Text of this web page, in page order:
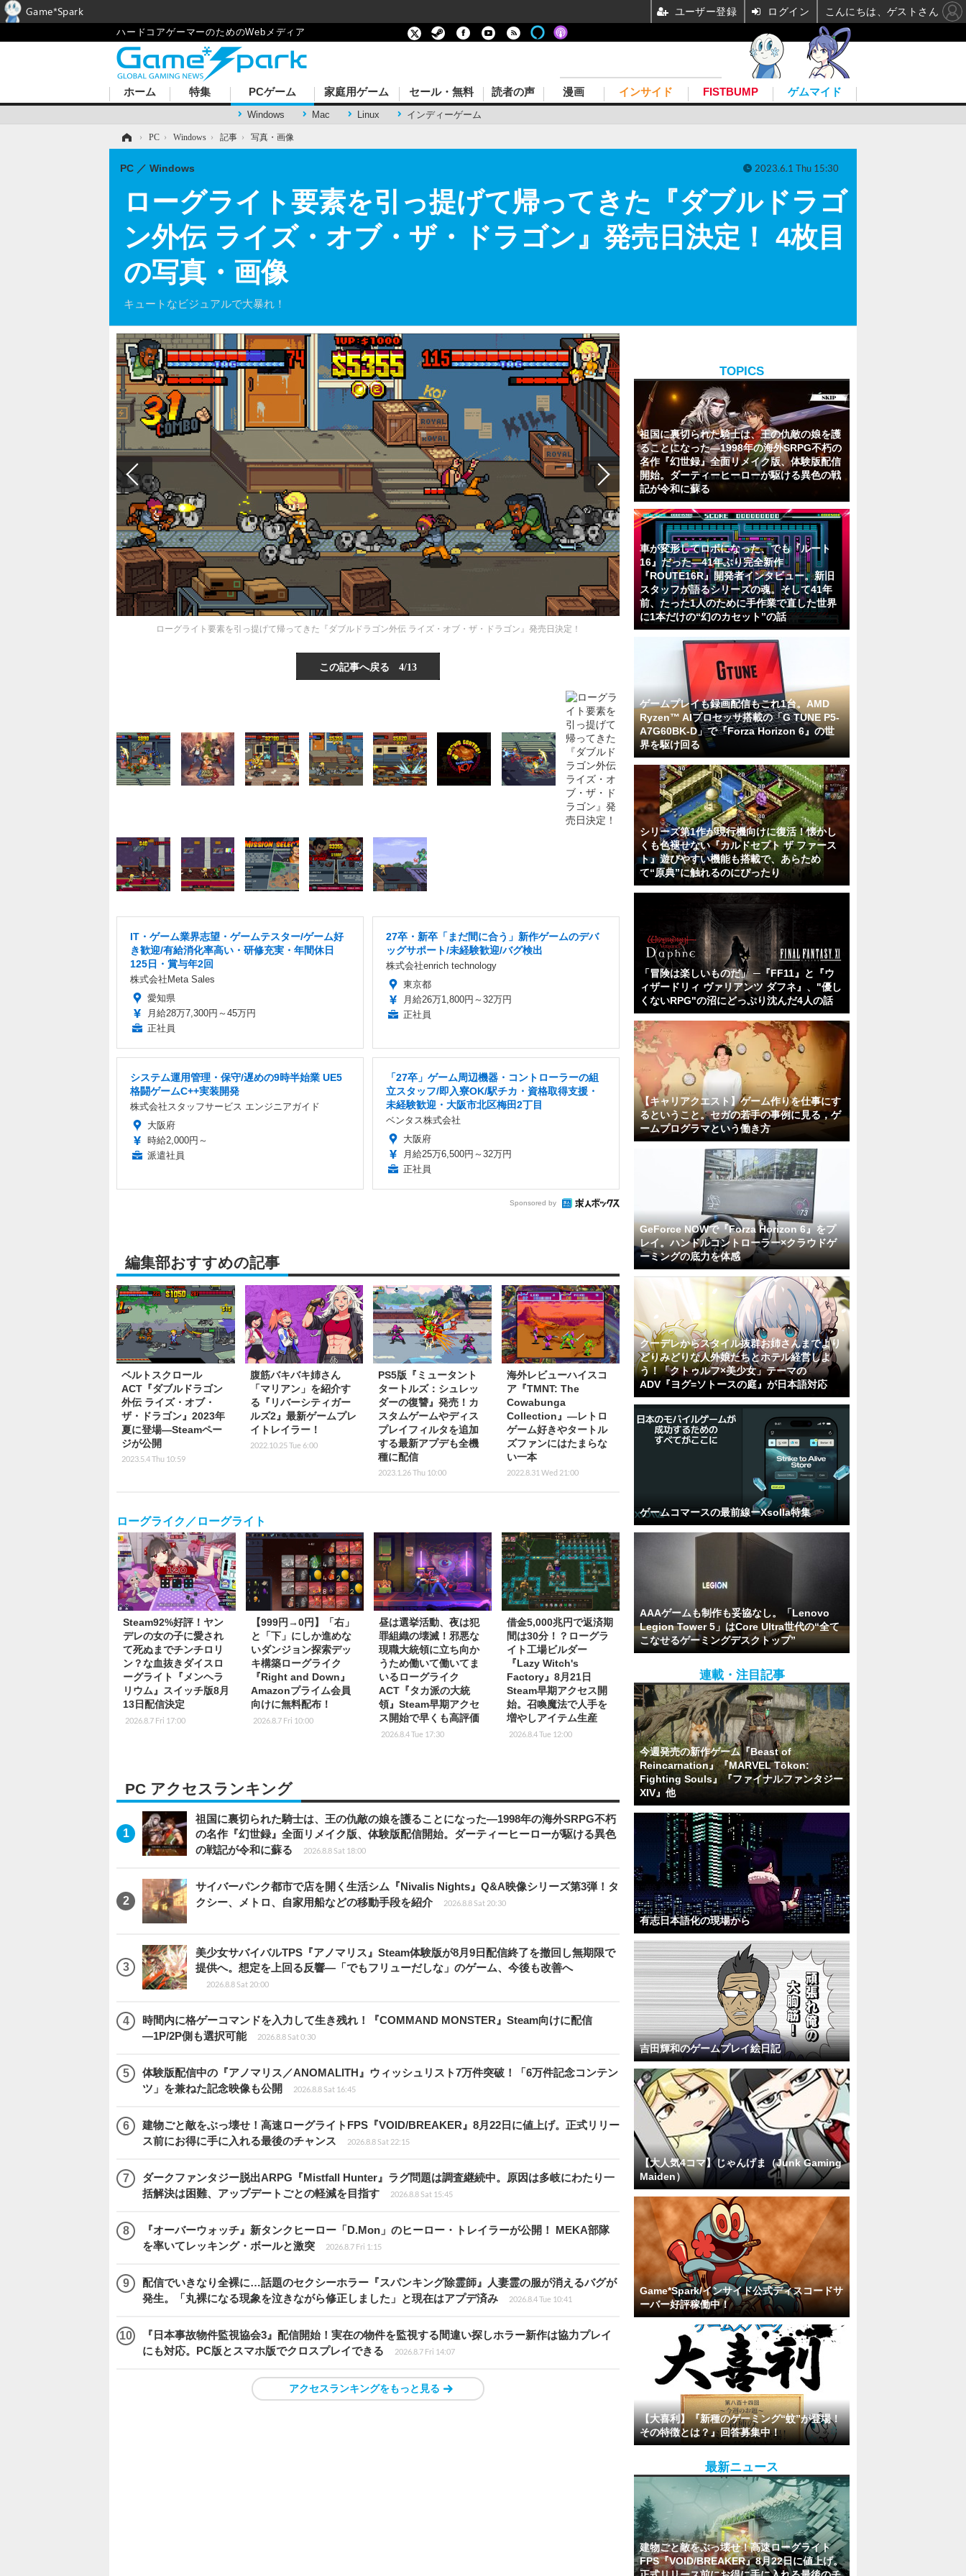
ハードコアゲーマーのためのWebメディア
ホーム 特集 PCゲーム
Windows Mac Linux インディーゲーム
家庭用ゲーム セール・無料 読者の声 漫画 インサイド FISTBUMP ゲムマイド
› PC › Windows › 記事 › 写真・画像
ローグライト要素を引っ提げて帰ってきた『ダブルドラゴ
ン外伝 ライズ・オブ・ザ・ドラゴン』発売日決定！ 4枚目
の写真・画像
キュートなビジュアルで大暴れ！
PC Windows 2023.6.1 Thu 15:30
ローグライト要素を引っ提げて帰ってきた『ダブルドラゴン外伝 ライズ・オブ・ザ・ドラゴン』発売日決定！
この記事へ戻る 4/13
IT・ゲーム業界志望・ゲームテスター/ゲーム好
き歓迎/有給消化率高い・研修充実・年間休日
125日・賞与年2回
株式会社Meta Sales
愛知県
月給28万7,300円～45万円
正社員
27卒・新卒「まだ間に合う」新作ゲームのデバ
ッグサポート/未経験歓迎/バグ検出
株式会社enrich technology
東京都
月給26万1,800円～32万円
正社員
システム運用管理・保守/遅めの9時半始業 UE5
格闘ゲームC++実装開発
株式会社スタッフサービス エンジニアガイド
大阪府
時給2,000円～
派遣社員
「27卒」ゲーム周辺機器・コントローラーの組
立スタッフ/即入寮OK/駅チカ・資格取得支援・
未経験歓迎・大阪市北区梅田2丁目
ベンタス株式会社
大阪府
月給25万6,500円～32万円
正社員
Sponsored by
編集部おすすめの記事
ベルトスクロール
ACT『ダブルドラゴン
外伝 ライズ・オブ・
ザ・ドラゴン』2023年
夏に登場―Steamペー
ジが公開
2023.5.4 Thu 10:59
腹筋バキバキ姉さん
「マリアン」を紹介す
る『リバーシティガー
ルズ2』最新ゲームプレ
イトレイラー！
2022.10.25 Tue 6:00
PS5版『ミュータント
タートルズ：シュレッ
ダーの復讐』発売！カ
スタムゲームやディス
プレイフィルタを追加
する最新アプデも全機
種に配信
2023.1.26 Thu 10:00
海外レビューハイスコ
ア『TMNT: The
Cowabunga
Collection』―レトロ
ゲーム好きやタートル
ズファンにはたまらな
い一本
2022.8.31 Wed 21:00
ローグライク／ローグライト
Steam92%好評！ヤン
デレの女の子に愛され
て死ぬまでチンチロリ
ン？な血抜きダイスロ
ーグライト『メンヘラ
リウム』スイッチ版8月
13日配信決定
2026.8.7 Fri 17:00
【999円→0円】「右」
と「下」にしか進めな
いダンジョン探索デッ
キ構築ローグライク
『Right and Down』
Amazonプライム会員
向けに無料配布！
2026.8.7 Fri 10:00
昼は選挙活動、夜は犯
罪組織の壊滅！邪悪な
現職大統領に立ち向か
うため働いて働いてま
いるローグライク
ACT『タカ派の大統
領』Steam早期アクセ
ス開始で早くも高評価
2026.8.4 Tue 17:30
借金5,000兆円で返済期
間は30分！？ローグラ
イト工場ビルダー
『Lazy Witch's
Factory』8月21日
Steam早期アクセス開
始。召喚魔法で人手を
増やしアイテム生産
2026.8.4 Tue 12:00
PC アクセスランキング
祖国に裏切られた騎士は、王の仇敵の娘を護ることになった―1998年の海外SRPG不朽
の名作『幻世録』全面リメイク版、体験版配信開始。ダーティーヒーローが駆ける異色
の戦記が令和に蘇る
2026.8.8 Sat 18:00
サイバーパンク都市で店を開く生活シム『Nivalis Nights』Q&A映像シリーズ第3弾！タ
クシー、メトロ、自家用船などの移動手段を紹介
2026.8.8 Sat 20:30
美少女サバイバルTPS『アノマリス』Steam体験版が8月9日配信終了を撤回し無期限で
提供へ。想定を上回る反響―「でもフリューだしな」のゲーム、今後も改善へ
2026.8.8 Sat 20:00
時間内に格ゲーコマンドを入力して生き残れ！『COMMAND MONSTER』Steam向けに配信
―1P/2P側も選択可能
2026.8.8 Sat 0:30
体験版配信中の『アノマリス／ANOMALITH』ウィッシュリスト7万件突破！「6万件記念コンテン
ツ」を兼ねた記念映像も公開
2026.8.8 Sat 16:45
建物ごと敵をぶっ壊せ！高速ローグライトFPS『VOID/BREAKER』8月22日に値上げ。正式リリー
ス前にお得に手に入れる最後のチャンス
2026.8.8 Sat 22:15
ダークファンタジー脱出ARPG『Mistfall Hunter』ラグ問題は調査継続中。原因は多岐にわたり一
括解決は困難、アップデートごとの軽減を目指す
2026.8.8 Sat 15:45
『オーバーウォッチ』新タンクヒーロー「D.Mon」のヒーロー・トレイラーが公開！ MEKA部隊
を率いてレッキング・ボールと激突
2026.8.7 Fri 1:15
配信でいきなり全裸に…話題のセクシーホラー『スパンキング除霊師』人妻霊の服が消えるバグが
発生。「丸裸になる現象を泣きながら修正しました」と現在はアプデ済み
2026.8.4 Tue 10:41
『日本事故物件監視協会3』配信開始！実在の物件を監視する間違い探しホラー新作は協力プレイ
にも対応。PC版とスマホ版でクロスプレイできる
2026.8.7 Fri 14:07
アクセスランキングをもっと見る
TOPICS
祖国に裏切られた騎士は、王の仇敵の娘を護
ることになった―1998年の海外SRPG不朽の
名作『幻世録』全面リメイク版、体験版配信
開始。ダーティーヒーローが駆ける異色の戦
記が令和に蘇る
車が変形してロボになった、でも『ルート
16』だった―41年ぶり完全新作
『ROUTE16R』開発者インタビュー。新旧
スタッフが語るシリーズの魂。そして41年
前、たった1人のために手作業で直した世界
に1本だけの“幻のカセット”の話
ゲームプレイも録画配信もこれ1台。AMD
Ryzen™ AIプロセッサ搭載の「G TUNE P5-
A7G60BK-D」で『Forza Horizon 6』の世
界を駆け回る
シリーズ第1作が現行機向けに復活！懐かし
くも色褪せない『カルドセプト ザ ファース
ト』遊びやすい機能も搭載で、あらため
て“原典”に触れるのにぴったり
「冒険は楽しいものだ」 ─『FF11』と『ウ
ィザードリィ ヴァリアンツ ダフネ』、"優し
くないRPG"の沼にどっぷり沈んだ4人の話
【キャリアクエスト】ゲーム作りを仕事にす
るということ。セガの若手の事例に見る，ゲ
ームプログラマという働き方
GeForce NOWで『Forza Horizon 6』をプ
レイ。ハンドルコントローラー×クラウドゲ
ーミングの底力を体感
クーデレからスタイル抜群お姉さんまでより
どりみどりな人外娘たちとホテル経営しよ
う！「クトゥルフ×美少女」テーマの
ADV『ヨグ=ソトースの庭』が日本語対応
ゲームコマースの最前線ーXsolla特集
AAAゲームも制作も妥協なし。「Lenovo
Legion Tower 5」はCore Ultra世代の“全て
こなせるゲーミングデスクトップ”
連載・注目記事
今週発売の新作ゲーム『Beast of
Reincarnation』『MARVEL Tōkon:
Fighting Souls』『ファイナルファンタジー
XIV』他
有志日本語化の現場から
吉田輝和のゲームプレイ絵日記
【大人気4コマ】じゃんげま（Junk Gaming
Maiden）
Game*Spark/インサイド公式ディスコードサ
ーバー好評稼働中！
【大喜利】『新種のゲーミング“蚊”が登場！
その特徴とは？』回答募集中！
最新ニュース
建物ごと敵をぶっ壊せ！高速ローグライト
FPS『VOID/BREAKER』8月22日に値上げ。
Game*Spark ユーザー登録 ログイン こんにちは、ゲストさん